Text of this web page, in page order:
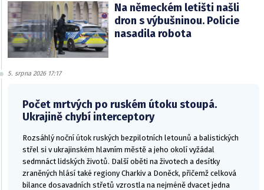
Na německém letišti našli
dron s výbušninou. Policie
nasadila robota
5. srpna 2026 17:17
Počet mrtvých po ruském útoku stoupá.
Ukrajině chybí interceptory
Rozsáhlý noční útok ruských bezpilotních letounů a balistických
střel si v ukrajinském hlavním městě a jeho okolí vyžádal
sedmnáct lidských životů. Další oběti na životech a desítky
zraněných hlásí také regiony Charkiv a Doněck, přičemž celková
bilance dosavadních střetů vzrostla na nejméně dvacet jedna